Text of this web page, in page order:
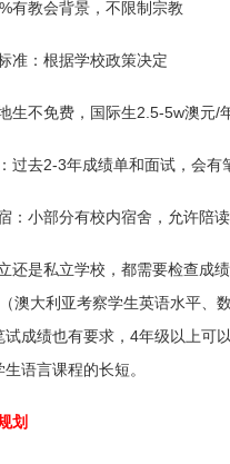
有教会背景，不限制宗教
准：根据学校政策决定
生不免费，国际生2.5-5w澳元/
过去2-3年成绩单和面试，会有
：小部分有校内宿舍，允许陪
还是私立学校，都需要检查成
澳大利亚考察学生英语水平、
试成绩也有要求，4年级以上可
语言课程的长短。
划